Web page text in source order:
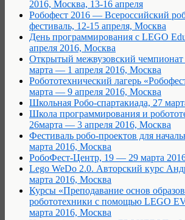
2016, Москва, 13-16 апреля
Робофест 2016 — Всероссийский
фестиваль, 12-15 апреля, Москва
День программирования с LEGO
апреля 2016, Москва
Открытый межвузовский
марта — 1 апреля 2016, Москва
Робототехнический лагерь
марта — 9 апреля 2016, Москва
Школьная Робо-спартакиада, 27
Школа программирования и
26марта — 3 апреля 2016, Москва
Фестиваль робо-проектов для
марта 2016, Москва
РобоФест-Центр, 19 — 29 марта
Lego WeDo 2.0. Авторский курс
марта 2016, Москва
Курсы «Преподавание основ
робототехники с помощью LEGO
марта 2016, Москва